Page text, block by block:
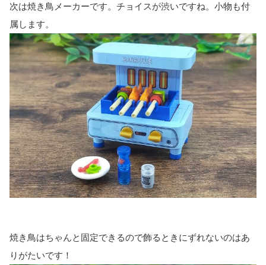
次は焼き鳥メーカーです。チョイスが渋いですね。小物も付
属します。
焼き鳥はちゃんと固定できるので飾るときにずれないのはあ
りがたいです！